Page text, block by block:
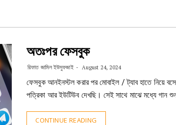
অতঃপর ফেসবুক
রিফাত জামিল ইউসুফজাই August 24, 2024
ফেসবুক আনইনস্টল করার পর মোবাইল / ট্যাব হাতে নিয়ে
পত্রিকা আর ইউটিউব দেখছি। সেই সাথে মাঝে মধ্যে গান
CONTINUE READING